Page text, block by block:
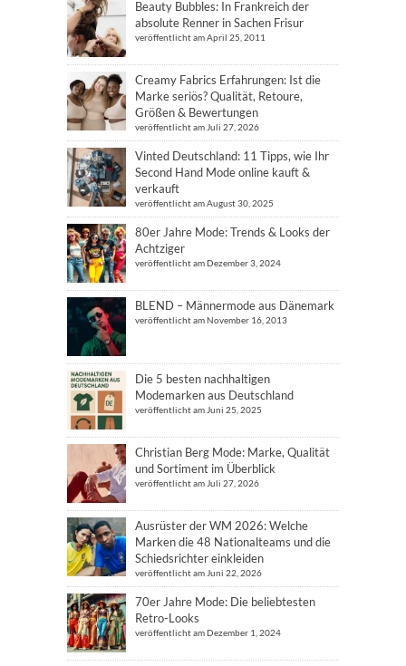
Beauty Bubbles: In Frankreich der
absolute Renner in Sachen Frisur
veröffentlicht am April 25, 2011
Creamy Fabrics Erfahrungen: Ist die
Marke seriös? Qualität, Retoure,
Größen & Bewertungen
veröffentlicht am Juli 27, 2026
Vinted Deutschland: 11 Tipps, wie Ihr
Second Hand Mode online kauft &
verkauft
veröffentlicht am August 30, 2025
80er Jahre Mode: Trends & Looks der
Achtziger
veröffentlicht am Dezember 3, 2024
BLEND – Männermode aus Dänemark
veröffentlicht am November 16, 2013
Die 5 besten nachhaltigen
Modemarken aus Deutschland
veröffentlicht am Juni 25, 2025
Christian Berg Mode: Marke, Qualität
und Sortiment im Überblick
veröffentlicht am Juli 27, 2026
Ausrüster der WM 2026: Welche
Marken die 48 Nationalteams und die
Schiedsrichter einkleiden
veröffentlicht am Juni 22, 2026
70er Jahre Mode: Die beliebtesten
Retro-Looks
veröffentlicht am Dezember 1, 2024